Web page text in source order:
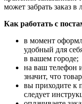
может забрать заказ
Как работать с
в момент
удобный для
в вашем городе;
на ваш телефон
значит, что
вы приходите к
следует